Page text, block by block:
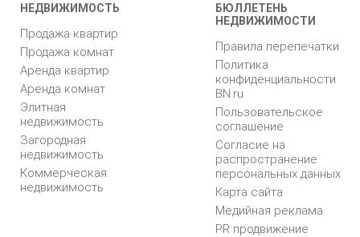
НЕДВИЖИМОСТЬ
Продажа квартир
Продажа комнат
Аренда квартир
Аренда комнат
Элитная
недвижимость
Загородная
недвижимость
Коммерческая
недвижимость
БЮЛЛЕТЕНЬ
НЕДВИЖИМОСТИ
Правила перепечатки
Политика
конфиденциальности
BN.ru
Пользовательское
соглашение
Согласие на
распространение
персональных данных
Карта сайта
Медийная реклама
PR продвижение